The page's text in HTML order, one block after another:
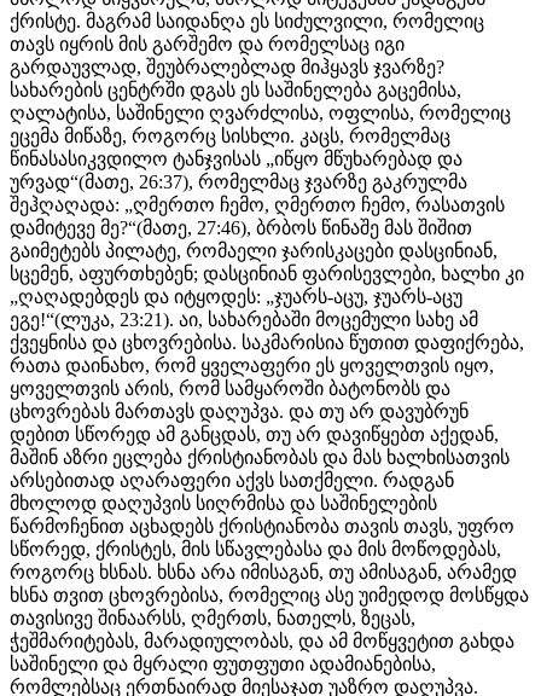
ქრისტე. მაგრამ საიდანღა ეს სიძულვილი, რომელიც
თავს იყრის მის გარშემო და რომელსაც იგი
გარდაუვლად, შეუბრალებლად მიჰყავს ჯვარზე?
სახარების ცენტრში დგას ეს საშინელება გაცემისა,
ღალატისა, საშინელი ღვარძლისა, ოფლისა, რომელიც
ეცემა მიწაზე, როგორც სისხლი. კაცს, რომელმაც
წინასასიკვდილო ტანჯვისას „იწყო მწუხარებად და
ურვად“(მათე, 26:37), რომელმაც ჯვარზე გაკრულმა
შეჰღაღადა: „ღმერთო ჩემო, ღმერთო ჩემო, რასათვის
დამიტევე მე?“(მათე, 27:46), ბრბოს წინაშე მას შიშით
გაიმეტებს პილატე, რომაელი ჯარისკაცები დასცინიან,
სცემენ, აფურთხებენ; დასცინიან ფარისევლები, ხალხი კი
„ღაღადებდეს და იტყოდეს: „ჯუარს-აცუ, ჯუარს-აცუ
ეგე!“(ლუკა, 23:21). აი, სახარებაში მოცემული სახე ამ
ქვეყნისა და ცხოვრებისა. საკმარისია წუთით დაფიქრება,
რათა დაინახო, რომ ყველაფერი ეს ყოველთვის იყო,
ყოველთვის არის, რომ სამყაროში ბატონობს და
ცხოვრებას მართავს დაღუპვა. და თუ არ დავუბრუნ
დებით სწორედ ამ განცდას, თუ არ დავიწყებთ აქედან,
მაშინ აზრი ეცლება ქრისტიანობას და მას ხალხისათვის
არსებითად აღარაფერი აქვს სათქმელი. რადგან
მხოლოდ დაღუპვის სიღრმისა და საშინელების
წარმოჩენით აცხადებს ქრისტიანობა თავის თავს, უფრო
სწორედ, ქრისტეს, მის სწავლებასა და მის მოწოდებას,
როგორც ხსნას. ხსნა არა იმისაგან, თუ ამისაგან, არამედ
ხსნა თვით ცხოვრებისა, რომელიც ასე უიმედოდ მოსწყდა
თავისივე შინაარსს, ღმერთს, ნათელს, ზეცას,
ჭეშმარიტებას, მარადიულობას, და ამ მოწყვეტით გახდა
საშინელი და მყრალი ფუთფუთი ადამიანებისა,
რომლებსაც ერთნაირად მიესაჯათ უაზრო დაღუპვა.